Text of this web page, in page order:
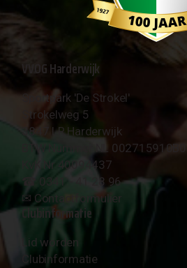
VVOG Harderwijk
Sportpark 'De Strokel'
Strokelweg 5
3847 LR Harderwijk
BTW Nummer NL 002715910B01
KvK Nr 40094437
☎︎ 0341 - 41 28 96
✉︎ Contactformulier
Clubinformatie
Lid worden
Clubinformatie